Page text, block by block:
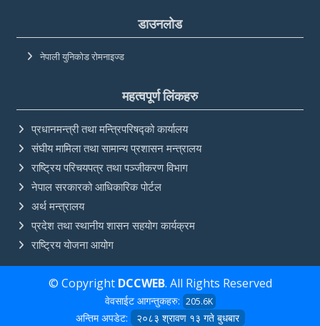
डाउनलोड
नेपाली युनिकोड रोमनाइज्ड
महत्वपूर्ण लिंकहरु
प्रधानमन्त्री तथा मन्त्रिपरिषद्को कार्यालय
संघीय मामिला तथा सामान्य प्रशासन मन्त्रालय
राष्ट्रिय परिचयपत्र तथा पञ्‍जीकरण विभाग
नेपाल सरकारको आधिकारिक पोर्टल
अर्थ मन्त्रालय
प्रदेश तथा स्थानीय शासन सहयोग कार्यक्रम
राष्ट्रिय योजना आयोग
© Copyright DCCWEB. All Rights Reserved
वेवसाईट आगन्तुकहरु: 205.6K
अन्तिम अपडेट: २०८३ श्रावण १३ गते बुधबार